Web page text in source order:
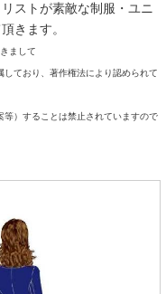
ストが素敵な制服・ユニ
きます。
まして
ており、著作権法により認められて
）することは禁止されていますので